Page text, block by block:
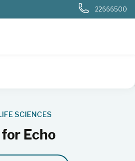
22666500
SCIENCES
Echo